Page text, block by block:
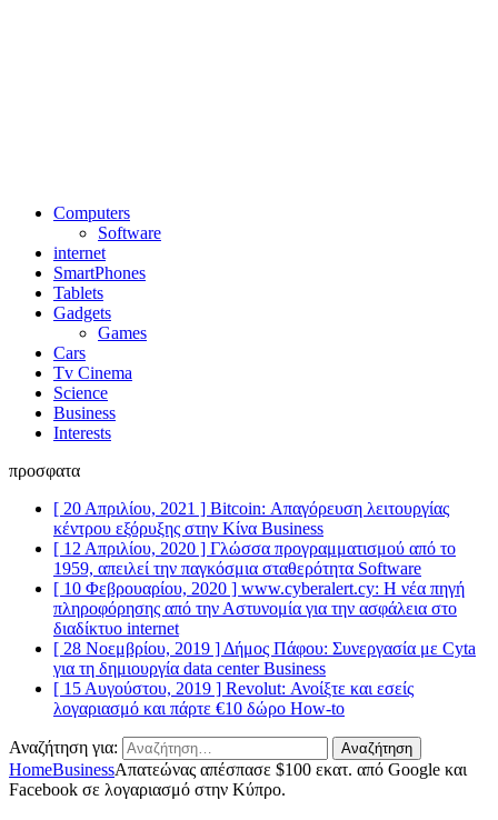
Computers
Software
internet
SmartPhones
Tablets
Gadgets
Games
Cars
Tv Cinema
Science
Business
Interests
προσφατα
[ 20 Απριλίου, 2021 ] Bitcoin: Απαγόρευση λειτουργίας
κέντρου εξόρυξης στην Κίνα Business
[ 12 Απριλίου, 2020 ] Γλώσσα προγραμματισμού από το
1959, απειλεί την παγκόσμια σταθερότητα Software
[ 10 Φεβρουαρίου, 2020 ] www.cyberalert.cy: Η νέα πηγή
πληροφόρησης από την Αστυνομία για την ασφάλεια στο
διαδίκτυο internet
[ 28 Νοεμβρίου, 2019 ] Δήμος Πάφου: Συνεργασία με Cyta
για τη δημιουργία data centerBusiness
[ 15 Αυγούστου, 2019 ] Revolut: Ανοίξτε και εσείς
λογαριασμό και πάρτε €10 δώρο How-to
Αναζήτηση για:
HomeBusinessΑπατεώνας απέσπασε $100 εκατ. από Google και
Facebook σε λογαριασμό στην Κύπρο.